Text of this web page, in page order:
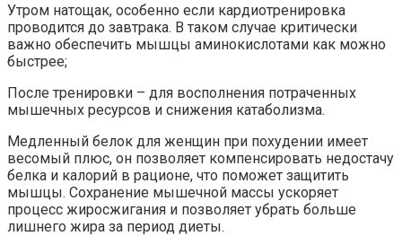
Утром натощак, особенно если кардиотренировка
проводится до завтрака. В таком случае критически
важно обеспечить мышцы аминокислотами как можно
быстрее;
После тренировки – для восполнения потраченных
мышечных ресурсов и снижения катаболизма.
Медленный белок для женщин при похудении имеет
весомый плюс, он позволяет компенсировать недостачу
белка и калорий в рационе, что поможет защитить
мышцы. Сохранение мышечной массы ускоряет
процесс жиросжигания и позволяет убрать больше
лишнего жира за период диеты.